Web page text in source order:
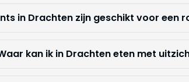
in Drachten zijn geschikt voor een
kan ik in Drachten eten met